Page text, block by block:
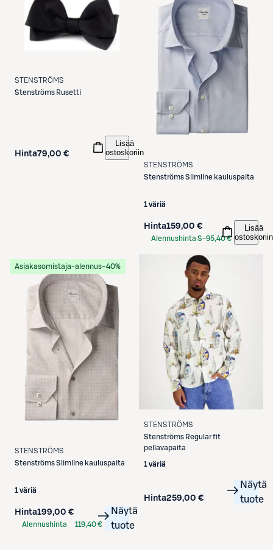
STENSTRÖMS
Stenströms Rusetti
Hinta79,00 €
Lisää
ostoskoriin
STENSTRÖMS
StenströmsSlimline kauluspaita
1 väriä
Hinta159,00 €
Alennushinta S-95,40 €
Lisää
ostoskoriin
Asiakasomistaja-alennus−40%
STENSTRÖMS
StenströmsSlimline kauluspaita
1 väriä
Hinta199,00 €
Alennushinta
119,40 €
Näytä
tuote
STENSTRÖMS
Stenströms Regular fit
pellavapaita
1 väriä
Hinta259,00 €
Näytä
tuote